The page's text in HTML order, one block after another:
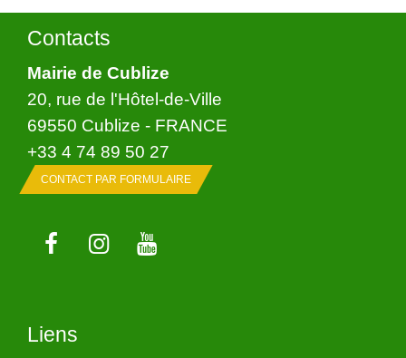
Contacts
Mairie de Cublize
20, rue de l'Hôtel-de-Ville
69550 Cublize - FRANCE
+33 4 74 89 50 27
CONTACT PAR FORMULAIRE
Liens